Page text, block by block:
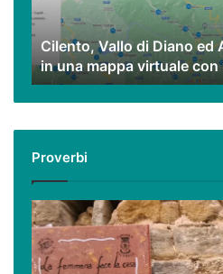
(e
dintorni)
una
mappa
virtuale
nostri
video
Cilento, Vallo di Diano ed
in una mappa virtuale
Proverbi
Podcast
–
I
proverbi